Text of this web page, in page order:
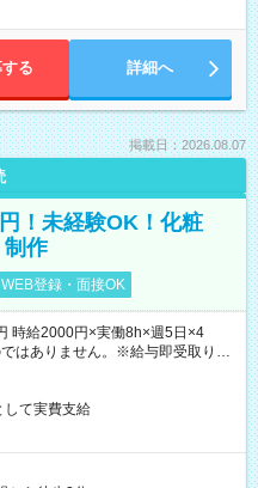
る 詳細へ
掲載日：2026.08.07
！未経験OK！化粧
制作
WEB登録・面接OK
給2000円×実働8h×週5日×4
はありません。※給与即受取りサ
して実費支給